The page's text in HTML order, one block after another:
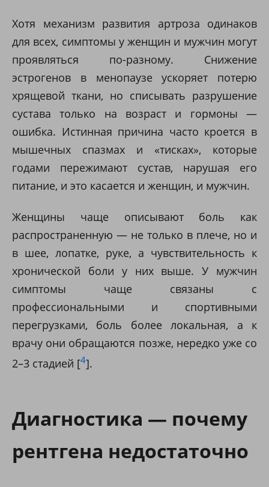
Хотя механизм развития артроза одинаков
для всех, симптомы у женщин и мужчин могут
проявляться по-разному. Снижение
эстрогенов в менопаузе ускоряет потерю
хрящевой ткани, но списывать разрушение
сустава только на возраст и гормоны —
ошибка. Истинная причина часто кроется в
мышечных спазмах и «тисках», которые
годами пережимают сустав, нарушая его
питание, и это касается и женщин, и мужчин.
Женщины чаще описывают боль как
распространенную — не только в плече, но и
в шее, лопатке, руке, а чувствительность к
хронической боли у них выше. У мужчин
симптомы чаще связаны с
профессиональными и спортивными
перегрузками, боль более локальная, а к
врачу они обращаются позже, нередко уже со
2–3 стадией [4].
Диагностика — почему
рентгена недостаточно